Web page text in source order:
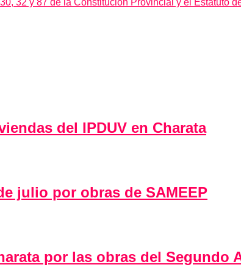
del IPDUV en Charata
julio por obras de SAMEEP
por las obras del Segundo